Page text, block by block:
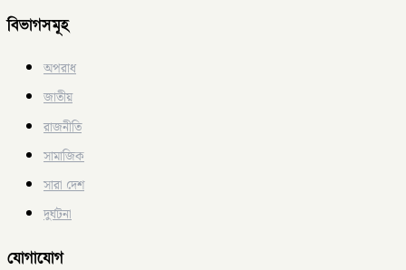
বিভাগসমূহ
অপরাধ
জাতীয়
রাজনীতি
সামাজিক
সারা দেশ
দুর্ঘটনা
যোগাযোগ